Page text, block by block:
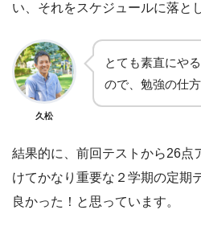
い、それをスケジュールに落と
久松
とても素直にや
ので、勉強の仕
結果的に、前回テストから26点
けてかなり重要な２学期の定期
良かった！と思っています。